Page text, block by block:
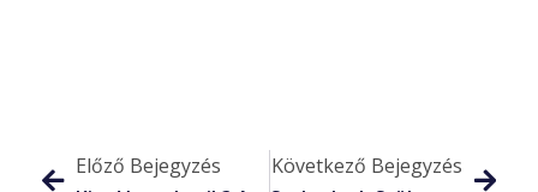
Előző Bejegyzés
Következő Bejegyzés